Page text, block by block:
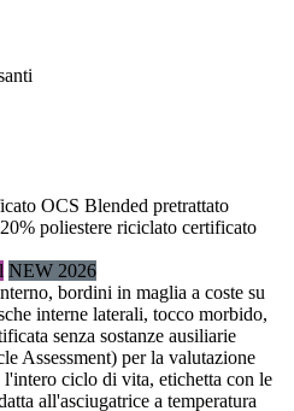
OCS Blended pretrattato
poliestere riciclato certificato
NEW 2026
bordini in maglia a coste su
interne laterali, tocco morbido,
senza sostanze ausiliarie
Assessment) per la valutazione
ciclo di vita, etichetta con le
all'asciugatrice a temperatura